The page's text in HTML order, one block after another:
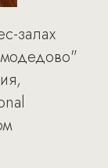
залах